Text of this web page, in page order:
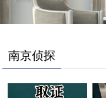
南京侦探